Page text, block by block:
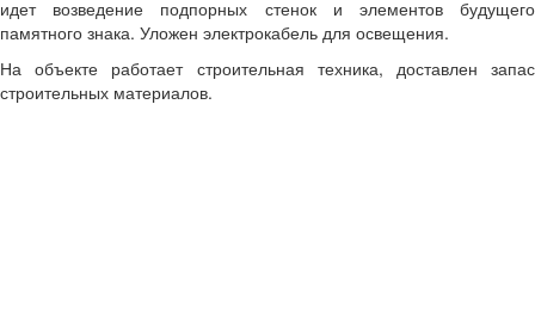
идет возведение подпорных стенок и элементов будущего
памятного знака. Уложен электрокабель для освещения.
На объекте работает строительная техника, доставлен запас
строительных материалов.